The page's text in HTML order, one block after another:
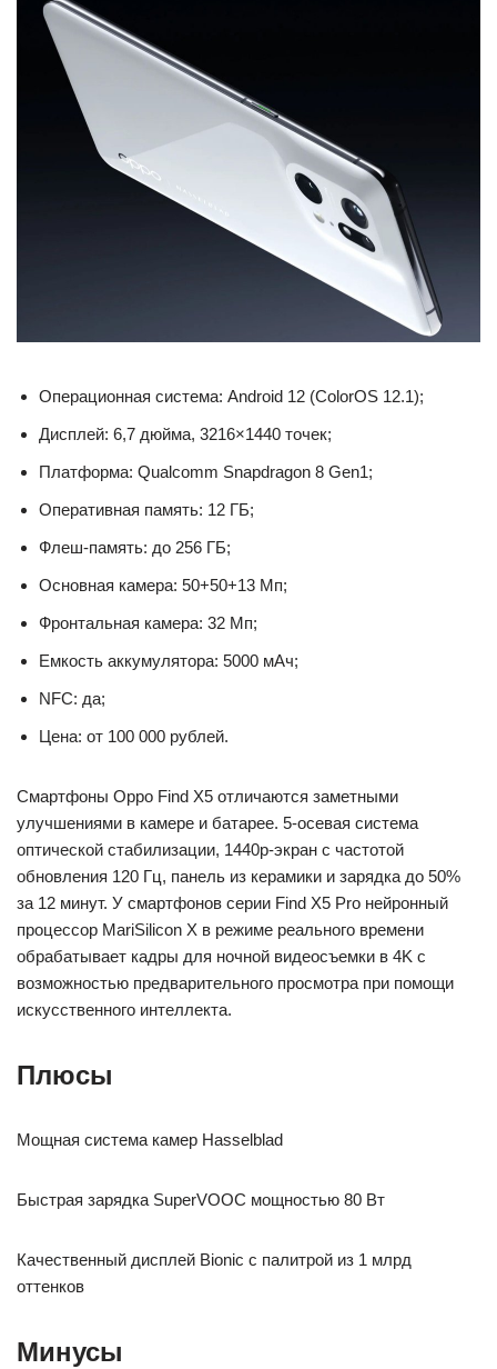
Операционная система: Android 12 (ColorOS 12.1);
Дисплей: 6,7 дюйма, 3216×1440 точек;
Платформа: Qualcomm Snapdragon 8 Gen1;
Оперативная память: 12 ГБ;
Флеш-память: до 256 ГБ;
Основная камера: 50+50+13 Мп;
Фронтальная камера: 32 Мп;
Емкость аккумулятора: 5000 мАч;
NFC: да;
Цена: от 100 000 рублей.
Смартфоны Oppo Find X5 отличаются заметными
улучшениями в камере и батарее. 5-осевая система
оптической стабилизации, 1440p-экран с частотой
обновления 120 Гц, панель из керамики и зарядка до 50%
за 12 минут. У смартфонов серии Find X5 Pro нейронный
процессор MariSilicon X в режиме реального времени
обрабатывает кадры для ночной видеосъемки в 4K с
возможностью предварительного просмотра при помощи
искусственного интеллекта.
Плюсы
Мощная система камер Hasselblad
Быстрая зарядка SuperVOOC мощностью 80 Вт
Качественный дисплей Bionic с палитрой из 1 млрд
оттенков
Минусы